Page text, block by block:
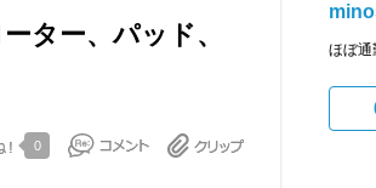
ター、パッド、
0
ほぼ通